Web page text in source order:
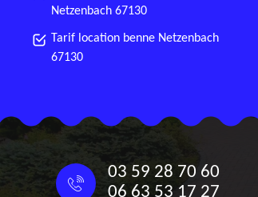
Netzenbach 67130
Tarif location benne Netzenbach
67130
03 59 28 70 60
06 63 53 17 27